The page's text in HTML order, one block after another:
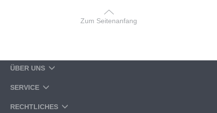
Zum Seitenanfang
ÜBER UNS
SERVICE
RECHTLICHES